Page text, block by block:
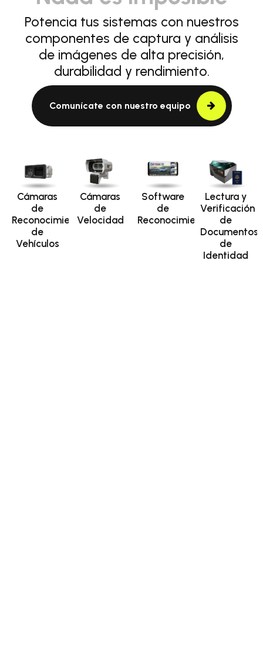
Potencia tus sistemas con nuestros
componentes de captura y análisis
de imágenes de alta precisión,
durabilidad y rendimiento.
Comunícate con nuestro equipo
Cámaras
de
Reconocimiento
de
Vehículos
Cámaras
de
Velocidad
Software
de
Reconocimiento
Lectura y
Verificación
de
Documentos
de
Identidad